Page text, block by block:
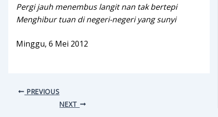
Pergi jauh menembus langit nan tak bertepi
Menghibur tuan di negeri-negeri yang sunyi
Minggu, 6 Mei 2012
PREVIOUS
NEXT